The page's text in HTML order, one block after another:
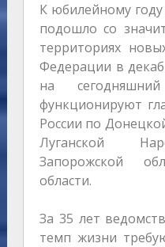
К юбилейному
подошло со
территориях
Федерации в
на
функционируют
России по
Луганской
Запорожской
области.
За 35 лет
темп жизни